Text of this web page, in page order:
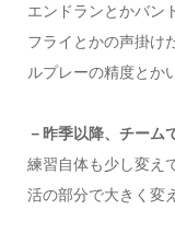
エンドランとかバン
フライとかの声掛け
ルプレーの精度とか
－昨季以降、チーム
練習自体も少し変え
活の部分で大きく変